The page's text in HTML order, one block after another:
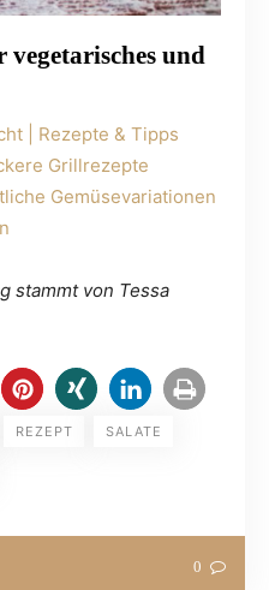
und
| Rezepte & Tipps
Grillrezepte
Gemüsevariationen
stammt von Tessa
REZEPT SALATE
0